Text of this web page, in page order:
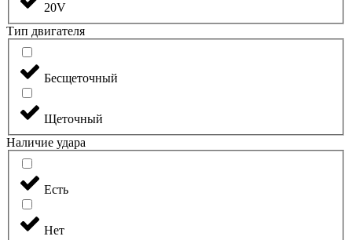
20V
Тип двигателя
Бесщеточный
Щеточный
Наличие удара
Есть
Нет